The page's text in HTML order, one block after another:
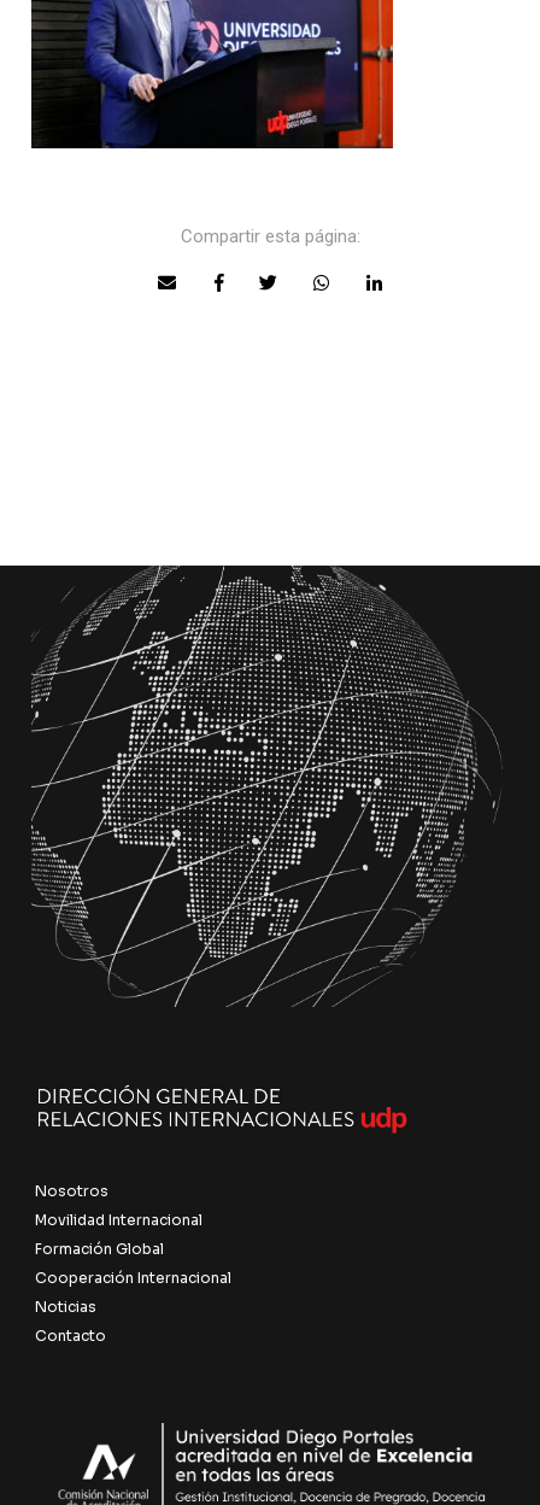
Compartir esta página:
Nosotros
Movilidad Internacional
Formación Global
Cooperación Internacional
Noticias
Contacto